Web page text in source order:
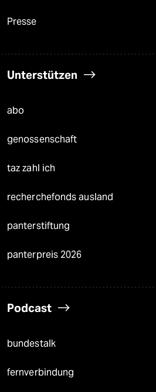
Presse
Unterstützen
abo
genossenschaft
taz zahl ich
recherchefonds ausland
panterstiftung
panterpreis 2026
Podcast
bundestalk
fernverbindung